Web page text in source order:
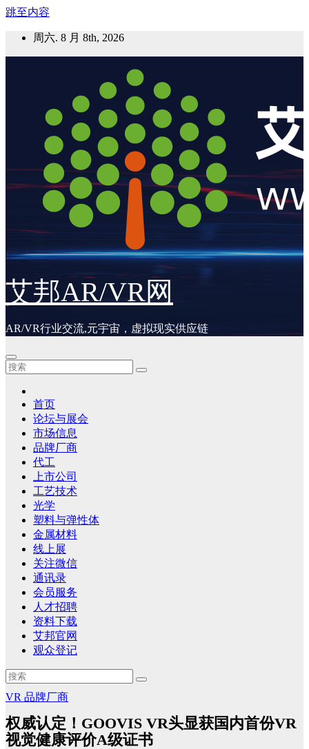
跳至内容
周六. 8 月 8th, 2026
艾邦AR/VR网
AR/VR行业交流,元宇宙，虚拟现实供应链
首页
论坛与展会
市场信息
品牌厂商
代工
上市公司
工艺技术
光学
塑料与弹性体
金属材料
线上展
关注微信
通讯录
会员服务
人才招聘
资料下载
艾邦官网
观众登记
VR 品牌厂商
权威认定！GOOVIS VR头显获国内首份VR
视觉健康评价A级证书